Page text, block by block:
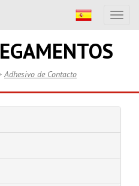
Adhesivo de Contacto